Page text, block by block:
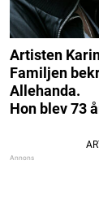
Artisten
Familjen
Allehanda.
Hon blev 73